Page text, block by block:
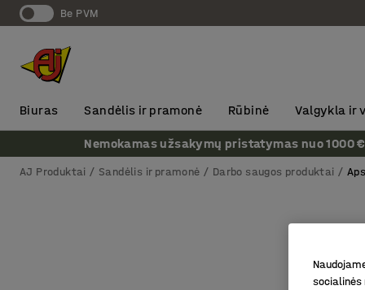
Be PVM
Biuras Sandėlis ir pramonė Rūbinė Valgykla ir
Nemokamas užsakymų pristatymas nuo 1000
AJ Produktai Sandėlis ir pramonė Darbo saugos produktai
socialinės